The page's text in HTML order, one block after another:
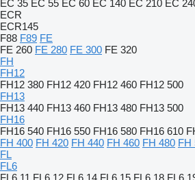
EC 35 EC 55 EC 60 EC 140 EC 210 EC
ECR
ECR145
F88 F89 FE
FE 260 FE 280 FE 300 FE 320
FH
FH12
FH12 380 FH12 420 FH12 460 FH12 500
FH13
FH13 440 FH13 460 FH13 480 FH13 500
FH16
FH16 540 FH16 550 FH16 580 FH16 610
FH 400 FH 420 FH 440 FH 460 FH 480 FH
FL
FL6
FL6 11 FL6 12 FL6 14 FL6 15 FL6 18 FL6